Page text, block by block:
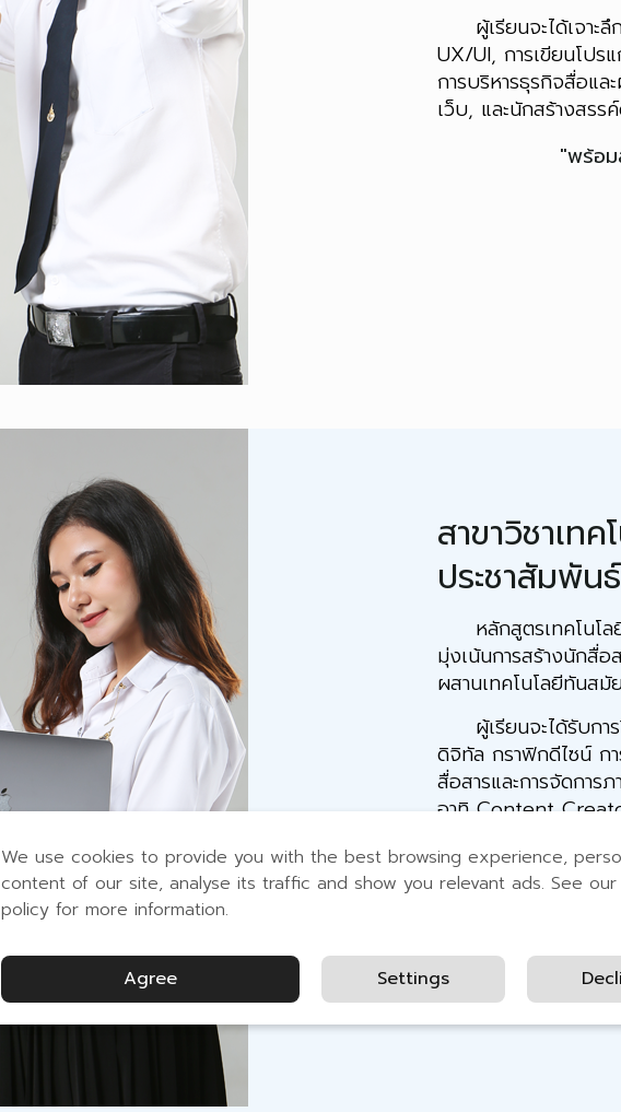
ผู้เรียนจะได้เจาะ
UX/UI, การเขียนโปร
การบริหารธุรกิจสื่อแ
เว็บ, และนักสร้างสร
"พร้อ
สาขาวิชาเท
ประชาสัมพันธ์
หลักสูตรเทคโนโลยี
มุ่งเน้นการสร้างนักสื่
ผสานเทคโนโลยีทันสมั
ผู้เรียนจะได้รับกา
ดิจิทัล กราฟิกดีไซน์ ก
สื่อสารและการจัดการ
อาทิ Content
กลยุทธ์สื่อสาร พร้อม
"เก่งคิด ผลิตเป็น เ
We use cookies to provide you with the best browsing experience,
content of our site, analyse its traffic and show you relevant ads. See
policy for more information.
Agree Settings